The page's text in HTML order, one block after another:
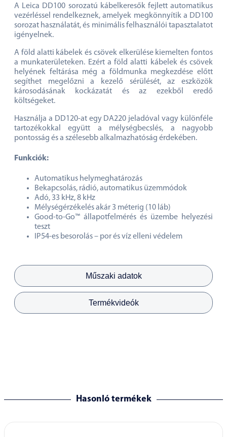
Műszaki adatok
Termékvideók
A Leica DD100 sorozatú kábelkeresők fejlett automatikus
vezérléssel rendelkeznek, amelyek megkönnyítik a DD100
sorozat használatát, és minimális felhasználói tapasztalatot
igényelnek.
A föld alatti kábelek és csövek elkerülése kiemelten fontos
a munkaterületeken. Ezért a föld alatti kábelek és csövek
helyének feltárása még a földmunka megkezdése előtt
segíthet megelőzni a kezelő sérülését, az eszközök
károsodásának kockázatát és az ezekből eredő
költségeket.
Használja a DD120-at egy DA220 jeladóval vagy különféle
tartozékokkal együtt a mélységbecslés, a nagyobb
pontosság és a szélesebb alkalmazhatóság érdekében.
Funkciók:
Automatikus helymeghatározás
Bekapcsolás, rádió, automatikus üzemmódok
Adó, 33 kHz, 8 kHz
Mélységérzékelés akár 3 méterig (10 láb)
Good-to-Go™ állapotfelmérés és üzembe helyezési
teszt
IP54-es besorolás – por és víz elleni védelem
Hasonló termékek